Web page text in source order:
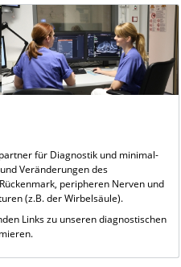
für Diagnostik und minimal-
Veränderungen des
peripheren Nerven und
(z.B. der Wirbelsäule).
Links zu unseren diagnostischen